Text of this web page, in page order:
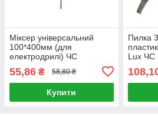
Міксер універсальний
100*400мм (для
електродрилі) ЧС
55,86 ₴ 58,80 ₴
Купити
Пилка
Lux ЧС